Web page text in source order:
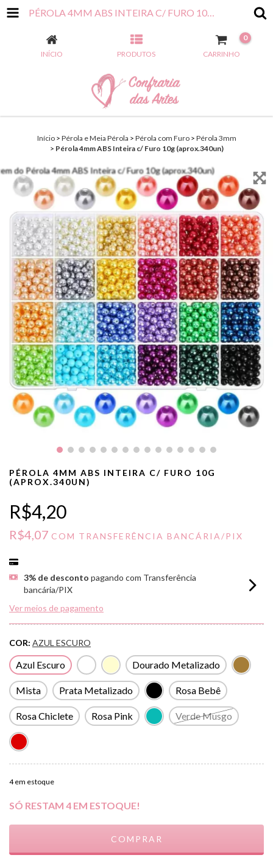
PÉROLA 4MM ABS INTEIRA C/ FURO 10G (APROX.340UN)
INÍCIO PRODUTOS CARRINHO
0
Início > Pérola e Meia Pérola > Pérola com Furo > Pérola 3mm
> Pérola 4mm ABS Inteira c/ Furo 10g (aprox.340un)
PÉROLA 4MM ABS INTEIRA C/ FURO 10G
(APROX.340UN)
R$4,20
R$4,07 COM TRANSFERÊNCIA BANCÁRIA/PIX
3% de desconto pagando com Transferência
bancária/PIX
Ver meios de pagamento
COR: AZUL ESCURO
Azul Escuro Dourado Metalizado
Mista Prata Metalizado Rosa Bebê
Rosa Chiclete Rosa Pink Verde Musgo
4em estoque
SÓ RESTAM 4 EM ESTOQUE!